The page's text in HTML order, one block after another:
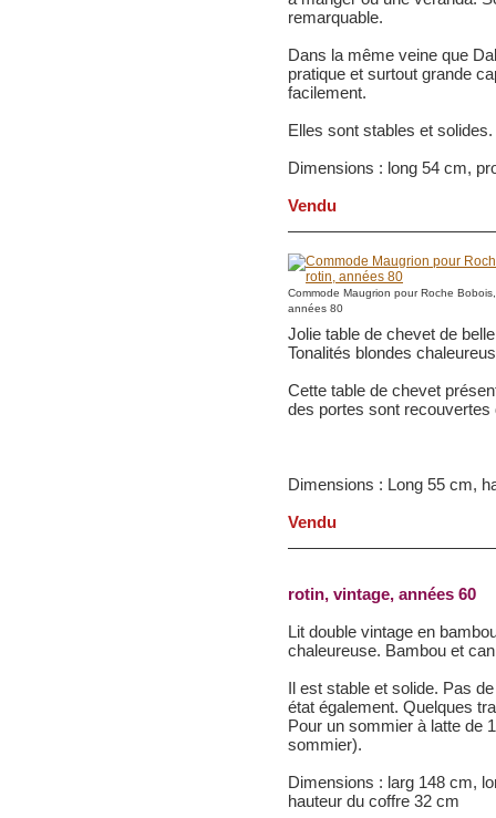
remarquable.
Dans la même veine que
pratique et surtout grande
facilement.
Elles sont stables et
Dimensions : long 54 cm,
Vendu
Commode Maugrion pour Roche
années 80
Jolie table de chevet de
Tonalités blondes
Cette table de chevet
des portes sont recouvertes
Dimensions : Long 55 cm,
Vendu
rotin, vintage, années 60
Lit double vintage en
chaleureuse. Bambou et
Il est stable et solide. Pas
état également. Quelques
Pour un sommier à latte de
sommier).
Dimensions : larg 148 cm,
hauteur du coffre 32 cm